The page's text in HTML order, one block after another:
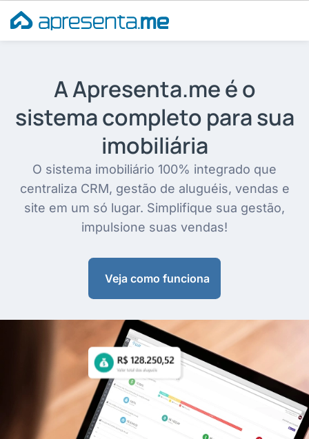
para
o
A Apresenta.me é o
sistema completo para sua
imobiliária
O sistema imobiliário 100% integrado que
centraliza CRM, gestão de aluguéis, vendas e
site em um só lugar. Simplifique sua gestão,
impulsione suas vendas!
Veja como funciona